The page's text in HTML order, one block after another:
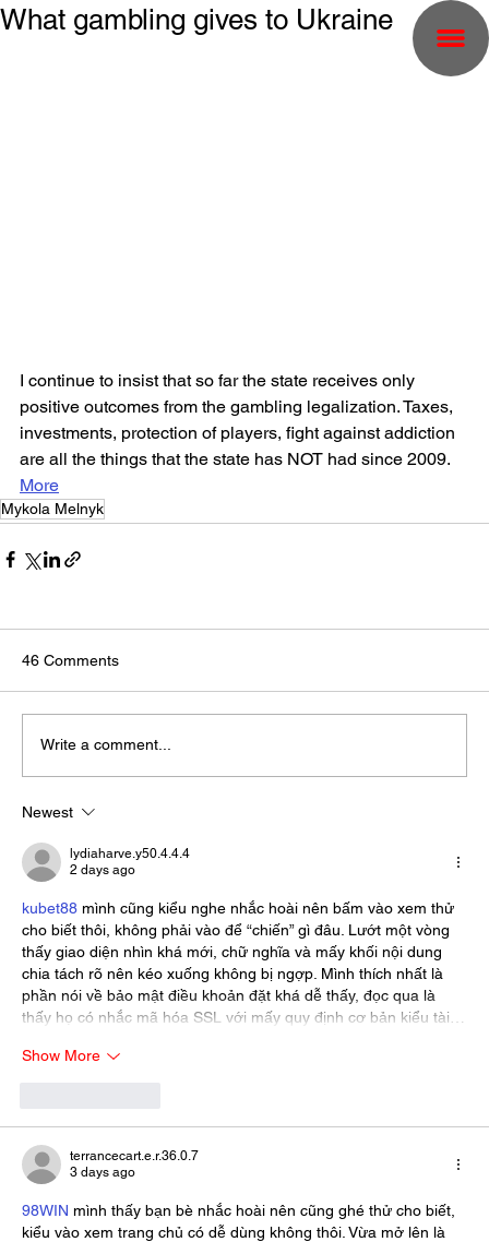
What gambling gives to Ukraine
I continue to insist that so far the state receives only
positive outcomes from the gambling legalization. Taxes,
investments, protection of players, fight against addiction
are all the things that the state has NOT had since 2009.
More
Mykola Melnyk
46 Comments
Write a comment...
Newest
lydiaharve.y50.4.4.4
2 days ago
kubet88 mình cũng kiểu nghe nhắc hoài nên bấm vào xem thử
cho biết thôi, không phải vào để “chiến” gì đâu. Lướt một vòng
thấy giao diện nhìn khá mới, chữ nghĩa và mấy khối nội dung
chia tách rõ nên kéo xuống không bị ngợp. Mình thích nhất là
phần nói về bảo mật điều khoản đặt khá dễ thấy, đọc qua là
thấy họ có nhắc mã hóa SSL với mấy quy định cơ bản kiểu tài…
Show More
terrancecart.e.r.36.0.7
3 days ago
98WIN mình thấy bạn bè nhắc hoài nên cũng ghé thử cho biết,
kiểu vào xem trang chủ có dễ dùng không thôi. Vừa mở lên là